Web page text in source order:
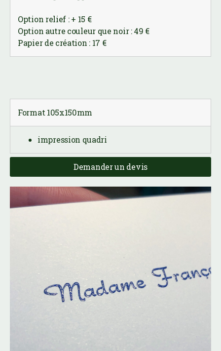
Option relief : + 15 €
Option autre couleur que noir : 49 €
Papier de création : 17 €
Format 105x150mm
impression quadri
Demander un devis
Cartes postales, cartes de voeux